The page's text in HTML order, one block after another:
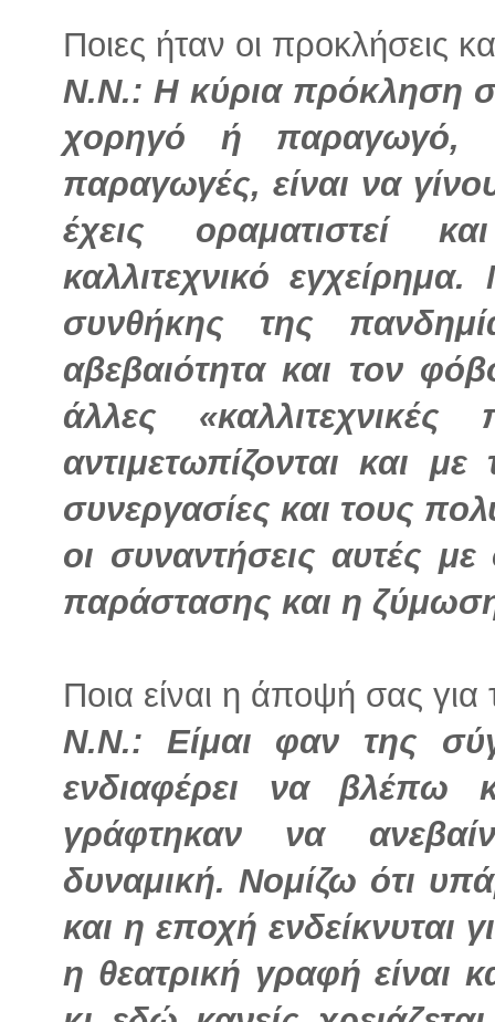
Ποιες ήταν οι προκλήσεις
Ν.Ν.: Η κύρια πρόκληση
χορηγό ή παραγωγό,
παραγωγές, είναι να
έχεις οραματιστεί
καλλιτεχνικό
συνθήκης της
αβεβαιότητα και τον
άλλες «καλλιτεχνικές
αντιμετωπίζονται και
συνεργασίες και τους
οι συναντήσεις αυτές
παράστασης και η
Ποια είναι η άποψή σας
Ν.Ν.: Είμαι φαν της
ενδιαφέρει να βλέπω
γράφτηκαν να
δυναμική. Νομίζω ότι
και η εποχή ενδείκνυται
η θεατρική γραφή είναι